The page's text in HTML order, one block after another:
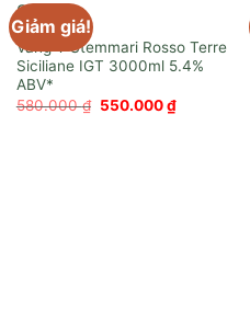
Giảm giá!
Vang Ý Stemmari Rosso Terre
Siciliane IGT 3000ml
580.000₫ Giá
gốc
550.000₫Giá
hiện